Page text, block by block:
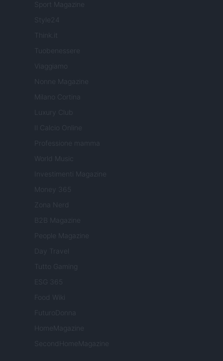
Sport Magazine
Style24
Think.it
Tuobenessere
Viaggiamo
Nonne Magazine
Milano Cortina
Luxury Club
Il Calcio Online
Professione mamma
World Music
Investimenti Magazine
Money 365
Zona Nerd
B2B Magazine
People Magazine
Day Travel
Tutto Gaming
ESG 365
Food Wiki
FuturoDonna
HomeMagazine
SecondHomeMagazine